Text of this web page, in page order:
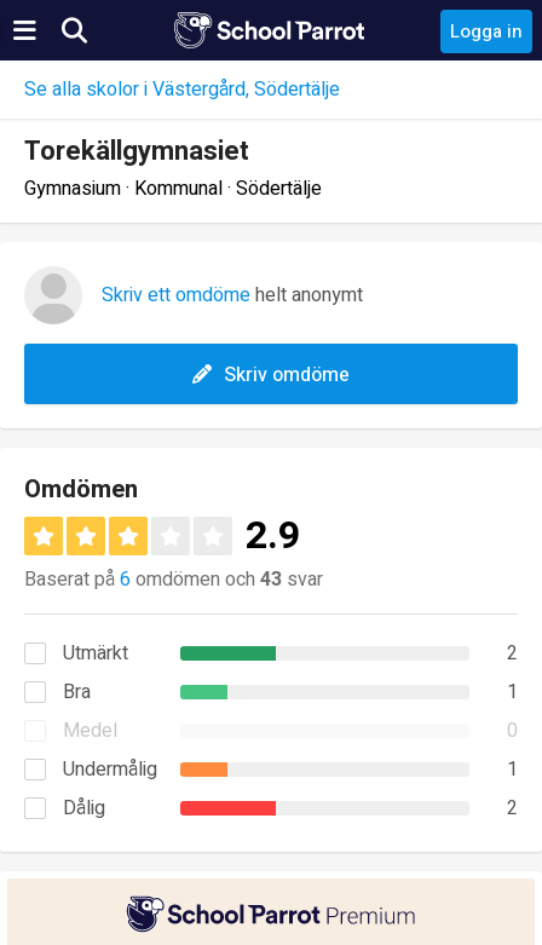
Logga in
Se alla skolor i Västergård, Södertälje
Torekällgymnasiet
Gymnasium · Kommunal · Södertälje
Skriv ett omdömehelt anonymt
Skriv omdöme
Omdömen
2.9
Baserat på6omdömen och 43 svar
Utmärkt
2
Bra
1
Medel
0
Undermålig
1
Dålig
2